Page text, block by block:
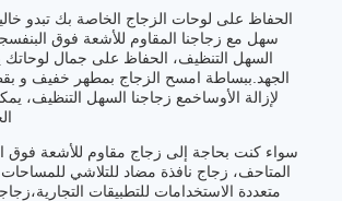
الحفاظ على لوحات الزجاج الخاصة بك تبدو
سهل مع زجاجنا المقاوم للأشعة فوق
السهل التنظيف، الحفاظ على جمال
الجهد.ببساطة امسح الزجاج بمطهر خفيف و
لإزالة الأوساخمع زجاجنا السهل التنظيف،
سواء كنت بحاجة إلى زجاج مقاوم للأشعة فوق
المتاحف، زجاج نافذة مضاد للتلاشي للمساحات
متعددة الاستخدامات للتطبيقات